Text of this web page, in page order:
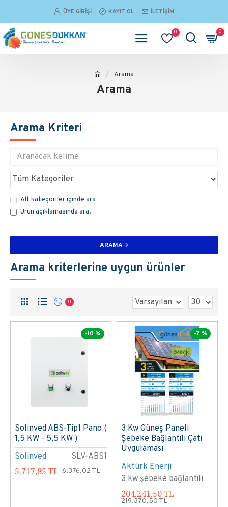
ÜYE GIRIŞI KAYIT OL İLETIŞIM
0 0
Arama
Arama
Arama Kriteri
Alt kategoriler içinde ara
Ürün açıklamasında ara.
ARAMA
Arama kriterlerine uygun ürünler
0
-10 %
Solinved SLV-ABS1
Solinved ABS-Tip1 Pano (
1,5 KW - 5,5 KW )
5.717,85 TL 6.376,02 TL
-7 %
Aktürk Enerji
3 kw şebeke bağlantılı
3 Kw Güneş Paneli
Şebeke Bağlantılı Çatı
Uygulaması
204.241,50 TL
219.370,50 TL